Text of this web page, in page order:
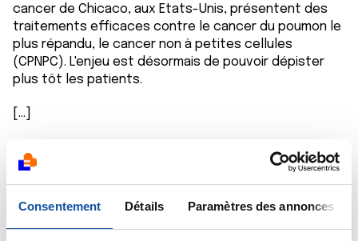
Consentement Détails Paramètres des annonces
cancer de Chicaco, aux Etats-Unis, présentent des
traitements efficaces contre le cancer du poumon le
plus répandu, le cancer non à petites cellules
(CPNPC). L'enjeu est désormais de pouvoir dépister
plus tôt les patients.
[...]